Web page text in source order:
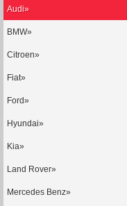
Audi»
BMW»
Citroen»
Fiat»
Ford»
Hyundai»
Kia»
Land Rover»
Mercedes Benz»